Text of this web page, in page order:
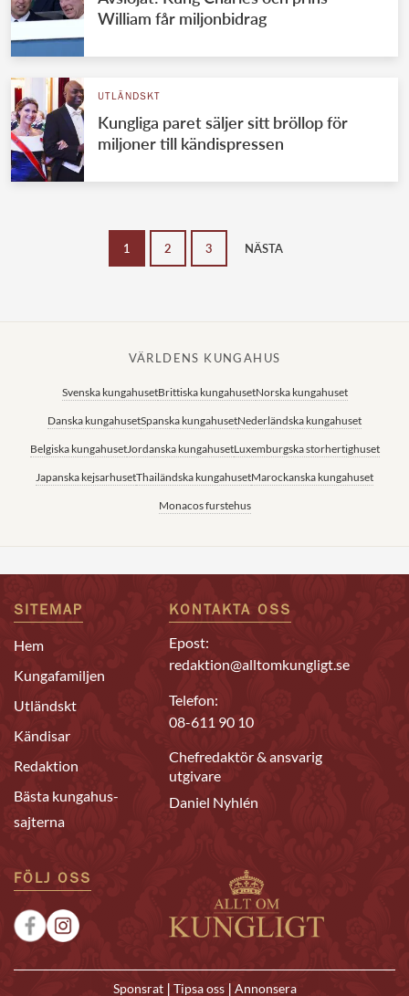
William får miljonbidrag
UTLÄNDSKT
Kungliga paret säljer sitt bröllop för
miljoner till kändispressen
1 2 3 NÄSTA
VÄRLDENS KUNGAHUS
Svenska kungahusetBrittiska kungahusetNorska kungahuset
Danska kungahusetSpanska kungahusetNederländska kungahuset
Belgiska kungahusetJordanska kungahusetLuxemburgska storhertighuset
Japanska kejsarhusetThailändska kungahusetMarockanska kungahuset
Monacos furstehus
SITEMAP
Hem
Kungafamiljen
Utländskt
Kändisar
Redaktion
Bästa kungahus-
sajterna
KONTAKTA OSS
Epost:
redaktion@alltomkungligt.se
Telefon:
08-611 90 10
Chefredaktör & ansvarig
utgivare
Daniel Nyhlén
FÖLJ OSS
Sponsrat | Tipsa oss | Annonsera